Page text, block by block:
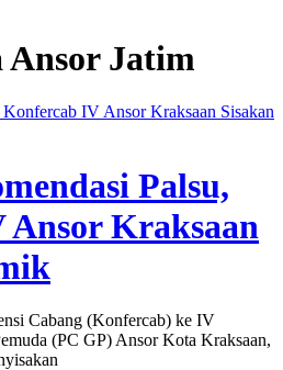
Ansor Jatim
IV Ansor Kraksaan Sisakan
Palsu,
Kraksaan
Cabang (Konfercab) ke IV
(PC GP) Ansor Kota Kraksaan,